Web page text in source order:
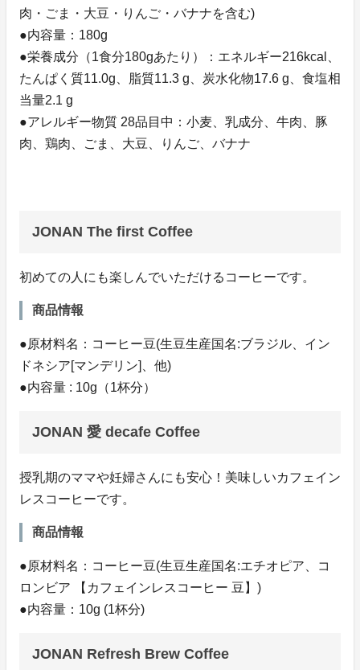
肉・ごま・大豆・りんご・バナナを含む)
●内容量：180g
●栄養成分（1食分180gあたり）：エネルギー216kcal、
たんぱく質11.0g、脂質11.3 g、炭水化物17.6 g、食塩相
当量2.1 g
●アレルギー物質 28品目中：小麦、乳成分、牛肉、豚
肉、鶏肉、ごま、大豆、りんご、バナナ
JONAN The first Coffee
初めての人にも楽しんでいただけるコーヒーです。
商品情報
●原材料名：コーヒー豆(生豆生産国名:ブラジル、イン
ドネシア[マンデリン]、他)
●内容量 : 10g（1杯分）
JONAN 愛 decafe Coffee
授乳期のママや妊婦さんにも安心！美味しいカフェイン
レスコーヒーです。
商品情報
●原材料名：コーヒー豆(生豆生産国名:エチオピア、コ
ロンビア 【カフェインレスコーヒー 豆】)
●内容量：10g (1杯分)
JONAN Refresh Brew Coffee